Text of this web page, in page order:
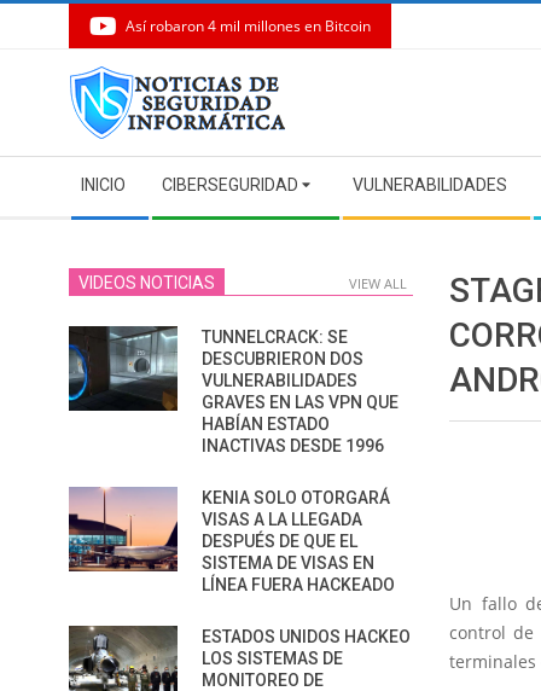
Así robaron 4 mil millones en Bitcoin
Navigation
Menu
INICIO CIBERSEGURIDAD VULNERABILIDADES
Un fallo
control de
terminales
VIDEOS NOTICIAS VIEW ALL
TUNNELCRACK: SE
DESCUBRIERON DOS
VULNERABILIDADES
GRAVES EN LAS VPN QUE
HABÍAN ESTADO
INACTIVAS DESDE 1996
KENIA SOLO OTORGARÁ
VISAS A LA LLEGADA
DESPUÉS DE QUE EL
SISTEMA DE VISAS EN
LÍNEA FUERA HACKEADO
ESTADOS UNIDOS HACKEO
LOS SISTEMAS DE
MONITOREO DE